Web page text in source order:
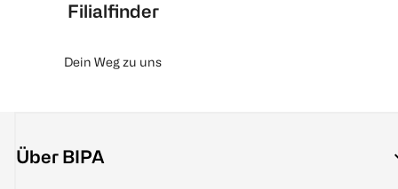
Filialfinder
Dein Weg zu uns
Über BIPA